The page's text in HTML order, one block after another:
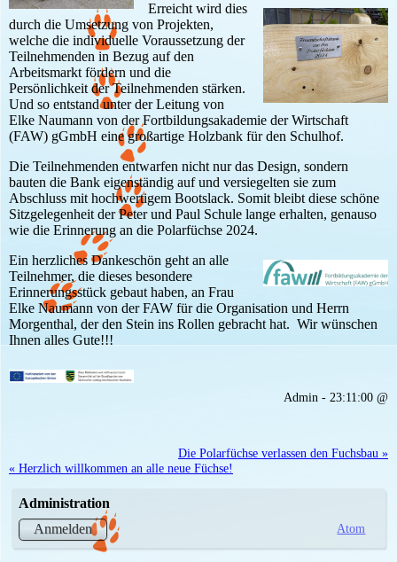
Erreicht wird dies
durch die Umsetzung von Projekten,
welche die individuelle Voraussetzung der
Teilnehmenden in Bezug auf den
Arbeitsmarkt fördern und die
Persönlichkeit der Teilnehmenden stärken.
Und so entstand unter der Leitung von
Elke Naumann von der Fortbildungsakademie der Wirtschaft
(FAW) gGmbH eine großartige Holzbank für den Schulhof.
Die Teilnehmenden entwarfen nicht nur das Design, sondern
bauten die Bank eigenständig auf und versiegelten sie zum
Abschluss mit hochwertigem Bootslack. Somit bleibt diese schöne
Sitzgelegenheit der Peter und Paul Schule lange erhalten, genauso
wie die Erinnerung an die Polarfüchse 2024.
Ein herzliches Dankeschön geht an alle
Teilnehmer, die dieses besondere
Erinnerungsstück gebaut haben, an Frau
Elke Naumann von der FAW für die Organisation und Herrn
Morgenthal, der den Stein ins Rollen gebracht hat. Wir wünschen
Ihnen alles Gute!!!
Admin - 23:11:00 @
Die Polarfüchse verlassen den Fuchsbau »
« Herzlich willkommen an alle neue Füchse!
Administration
Anmelden
Atom